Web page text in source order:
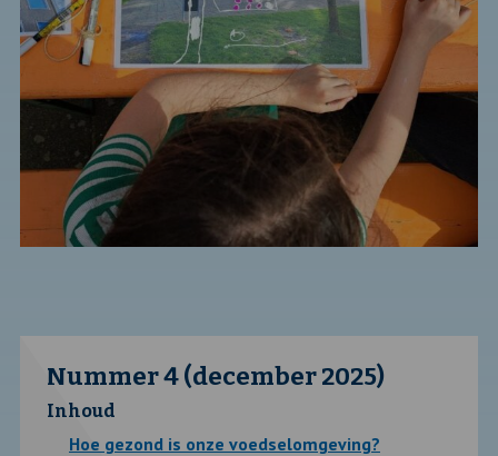
Nummer 4 (december 2025)
Inhoud
Hoe gezond is onze voedselomgeving?